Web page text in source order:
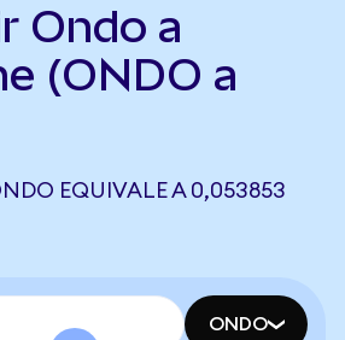
Ondo a
(ONDO a
EQUIVALE A 0,053853
ONDO